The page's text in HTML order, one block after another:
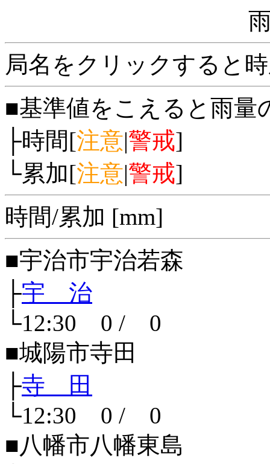
局名をクリックすると
■基準値をこえると雨量
├時間[注意|警戒]
└累加[注意|警戒]
時間/累加 [mm]
■宇治市宇治若森
├宇 治
└12:30 0 / 0
■城陽市寺田
├寺 田
└12:30 0 / 0
■八幡市八幡東島